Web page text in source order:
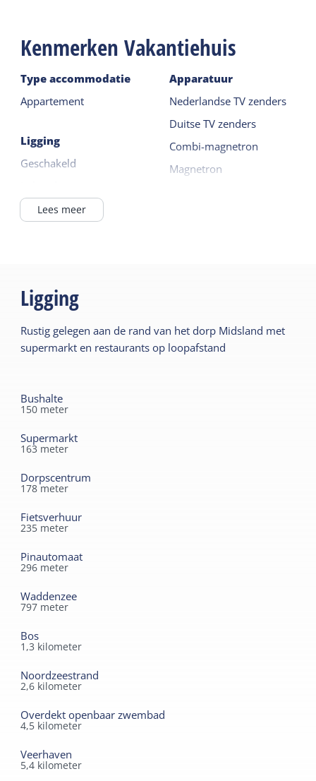
Kenmerken Vakantiehuis
Type accommodatie
Appartement
Ligging
Geschakeld
Algemeen
Centrale verwarming
Rookvrij
Wifi privé
Sanitair
Separaat toilet
Apparatuur
Nederlandse TV zenders
Duitse TV zenders
Combi-magnetron
Magnetron
Kindermeubilair
Lees meer
Ligging
Rustig gelegen aan de rand van het dorp Midsland met
supermarkt en restaurants op loopafstand
Bushalte
150 meter
Supermarkt
163 meter
Dorpscentrum
178 meter
Fietsverhuur
235 meter
Pinautomaat
296 meter
Waddenzee
797 meter
Bos
1,3 kilometer
Noordzeestrand
2,6 kilometer
Overdekt openbaar zwembad
4,5 kilometer
Veerhaven
5,4 kilometer